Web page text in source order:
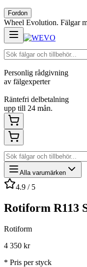
Fordon
Wheel Evolution. Fälgar
Personlig rådgivning
av fälgexperter
Räntefri delbetalning
upp till 24 mån.
Alla varumärken
4.9 / 5
Rotiform R113
Rotiform
4 350 kr
* Pris per styck